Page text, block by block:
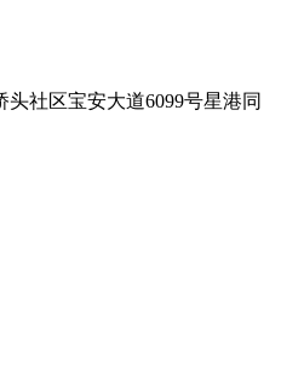
社区宝安大道6099号星港同